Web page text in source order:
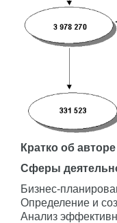
Кратко об авторе
Сферы
Бизнес-
Определение и
Анализ